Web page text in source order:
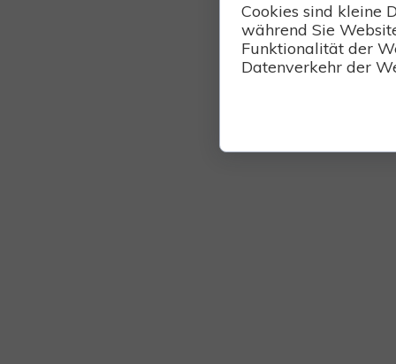
Cookies sind kleine
während Sie
Funktionalität der
Datenverkehr der